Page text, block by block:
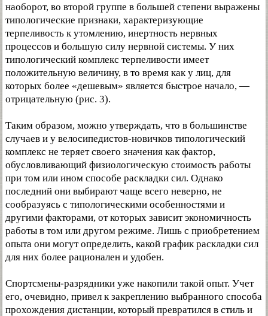
наоборот, во второй группе в большей степени выражены
типологические признаки, характеризующие
терпеливость к утомлению, инертность нервных
процессов и большую силу нервной системы. У них
типологический комплекс терпеливости имеет
положительную величину, в то время как у лиц, для
которых более «дешевым» является быстрое начало, —
отрицательную (рис. 3).
Таким образом, можно утверждать, что в большинстве
случаев и у велосипедистов-новичков типологический
комплекс не теряет своего значения как фактор,
обусловливающий физиологическую стоимость работы
при том или ином способе раскладки сил. Однако
последний они выбирают чаще всего неверно, не
сообразуясь с типологическими особенностями и
другими факторами, от которых зависит экономичность
работы в том или другом режиме. Лишь с приобретением
опыта они могут определить, какой график раскладки сил
для них более рационален и удобен.
Спортсмены-разрядники уже накопили такой опыт. Учет
его, очевидно, привел к закреплению выбранного способа
прохождения дистанции, который превратился в стиль и